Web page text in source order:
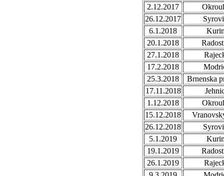
2.12.2017
26.12.2017
6.1.2018
20.1.2018
27.1.2018
17.2.2018
25.3.2018
Brnenska
17.11.2018
1.12.2018
15.12.2018
26.12.2018
5.1.2019
19.1.2019
26.1.2019